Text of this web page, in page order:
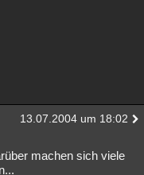
13.07.2004 um 18:02
machen sich viele